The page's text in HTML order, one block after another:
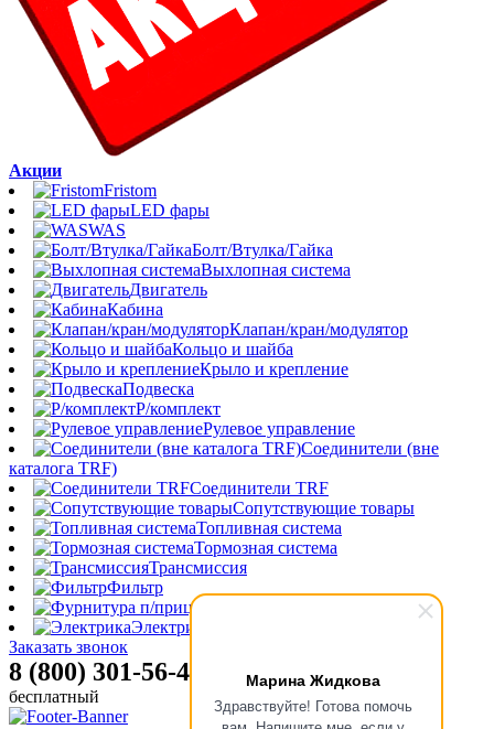
Марина Жидкова
Здравствуйте! Готова помочь
Акции
Fristom
LED фары
WAS
Болт/Втулка/Гайка
Выхлопная система
Двигатель
Кабина
Клапан/кран/модулятор
Кольцо и шайба
Крыло и крепление
Подвеска
Р/комплект
Рулевое управление
Соединители (вне
каталога TRF)
Соединители TRF
Сопутствующие товары
Топливная система
Тормозная система
Трансмиссия
Фильтр
Электрика
Заказать звонок
8 (800) 301-56-47
бесплатный